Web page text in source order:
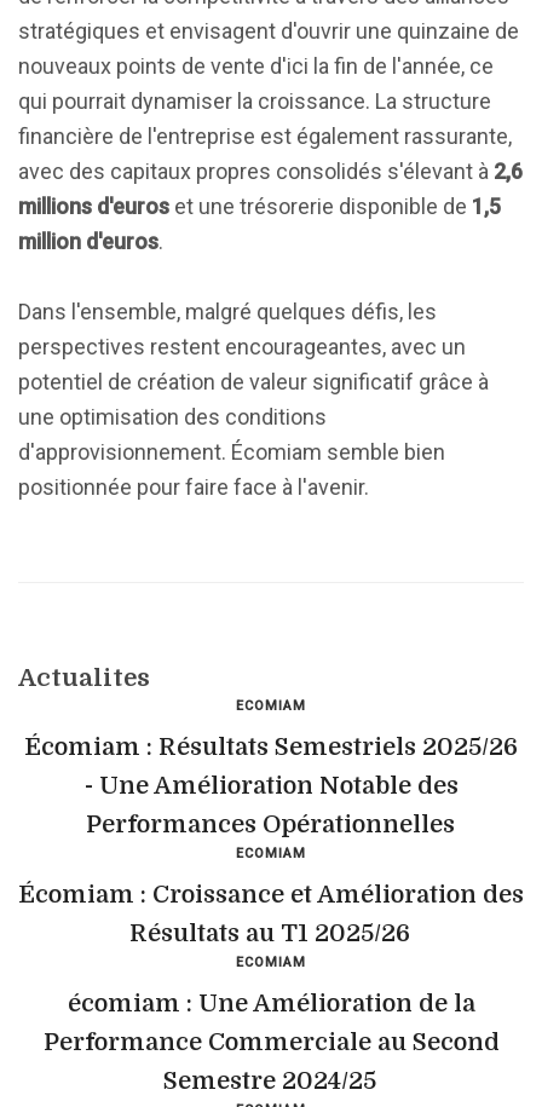
stratégiques et envisagent d'ouvrir une quinzaine de
nouveaux points de vente d'ici la fin de l'année, ce
qui pourrait dynamiser la croissance. La structure
financière de l'entreprise est également rassurante,
avec des capitaux propres consolidés s'élevant à 2,6
millions d'euros et une trésorerie disponible de 1,5
million d'euros.
Dans l'ensemble, malgré quelques défis, les
perspectives restent encourageantes, avec un
potentiel de création de valeur significatif grâce à
une optimisation des conditions
d'approvisionnement. Écomiam semble bien
positionnée pour faire face à l'avenir.
Actualites
ECOMIAM
Écomiam : Résultats Semestriels 2025/26
- Une Amélioration Notable des
Performances Opérationnelles
ECOMIAM
Écomiam : Croissance et Amélioration des
Résultats au T1 2025/26
ECOMIAM
écomiam : Une Amélioration de la
Performance Commerciale au Second
Semestre 2024/25